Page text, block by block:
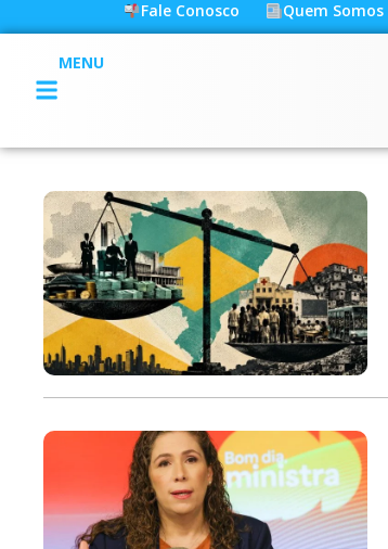
Fale Conosco Quem Somos
MENU